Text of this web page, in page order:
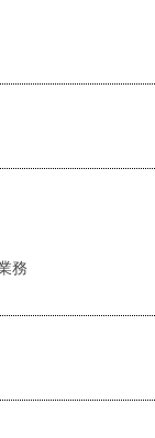
務